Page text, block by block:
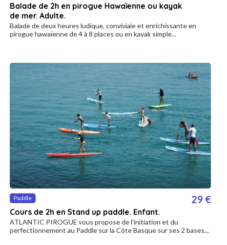
Balade de 2h en pirogue Hawaïenne ou kayak
de mer. Adulte.
Balade de deux heures ludique, conviviale et enrichissante en
pirogue hawaïenne de 4 à 8 places ou en kayak simple...
Paddle
Cours de 2h en Stand up paddle. Enfant.
29 €
ATLANTIC PIROGUE vous propose de l'initiation et du
perfectionnement au Paddle sur la Côte Basque sur ses 2 bases...